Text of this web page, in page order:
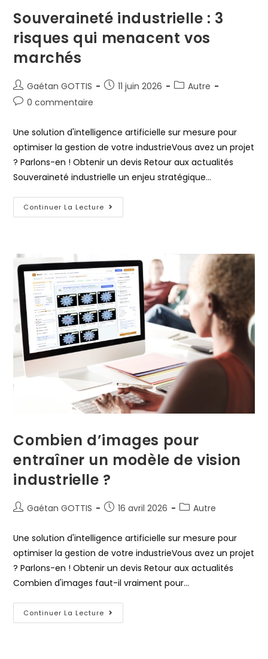
Souveraineté industrielle : 3
risques qui menacent vos
marchés
Gaétan GOTTIS 11 juin 2026
Autre
0 commentaire
Une solution d'intelligence artificielle sur mesure pour
optimiser la gestion de votre industrieVous avez un projet
? Parlons-en ! Obtenir un devis Retour aux actualités
Souveraineté industrielle un enjeu stratégique…
Continuer La Lecture
Combien d’images pour
entraîner un modèle de vision
industrielle ?
Gaétan GOTTIS 16 avril 2026 Autre
Une solution d'intelligence artificielle sur mesure pour
optimiser la gestion de votre industrieVous avez un projet
? Parlons-en ! Obtenir un devis Retour aux actualités
Combien d'images faut-il vraiment pour…
Continuer La Lecture